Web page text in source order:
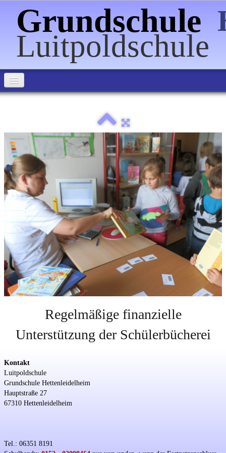
Grundschule
Luitpoldschule
Home
Informationen
Förderverein
Veranstaltungen
Schulpartnerschaften
Bilder▼
Regelmäßige finanzielle
Unterstützung der Schülerbücherei
Kontakt
Luitpoldschule
Grundschule Hettenleidelheim
Hauptstraße 27
67310 Hettenleidelheim
Tel.: 06351 8191